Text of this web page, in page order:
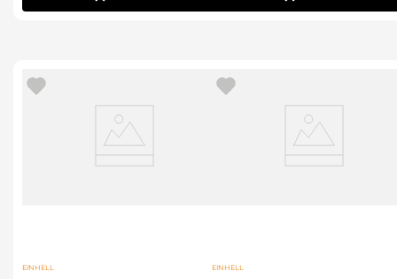
EINHELL EINHELL